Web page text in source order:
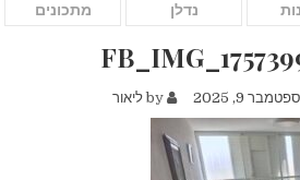
נדלן מתכונים
ספטמבר 9, 2025 by ליאור